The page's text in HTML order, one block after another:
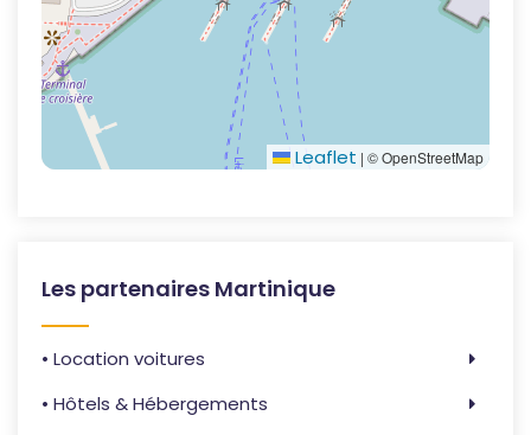
Leaflet | © OpenStreetMap
Les partenaires Martinique
• Location voitures
• Hôtels & Hébergements